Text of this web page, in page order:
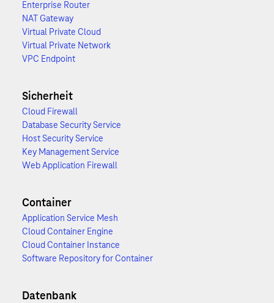
Enterprise Router
NAT Gateway
Virtual Private Cloud
Virtual Private Network
VPC Endpoint
Sicherheit
Cloud Firewall
Database Security Service
Host Security Service
Key Management Service
Web Application Firewall
Container
Application Service Mesh
Cloud Container Engine
Cloud Container Instance
Software Repository for Container
Datenbank